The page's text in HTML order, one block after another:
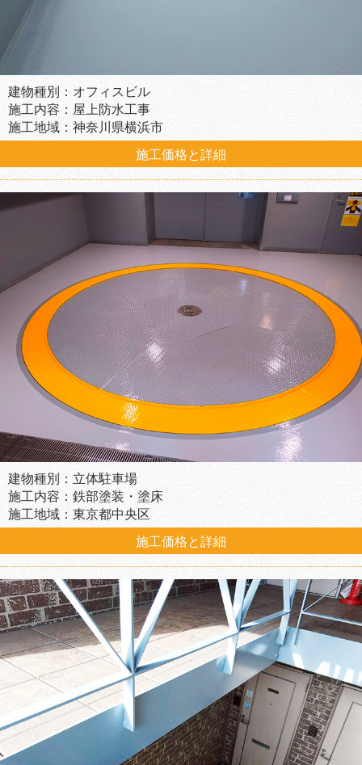
建物種別：オフィスビル
施工内容：屋上防水工事
施工地域：神奈川県横浜市
施工価格と詳細
建物種別：立体駐車場
施工内容：鉄部塗装・塗床
施工地域：東京都中央区
施工価格と詳細